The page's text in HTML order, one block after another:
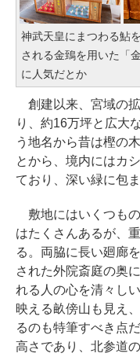
神武天皇にまつわる鮎
される金鵄を用いた「
に人気だとか
創建以来、宮域の
り、約16万坪と広大
う地名から昔は樫の
とから、境内にはカ
ており、深い緑に包
敷地にはいくつも
はたくさんあるが、
る。両脇に長い廻廊
された外院斎庭の奥
れる人の心を清々し
映える畝傍山も見え
るのも特筆すべき点
高さであり、北参道